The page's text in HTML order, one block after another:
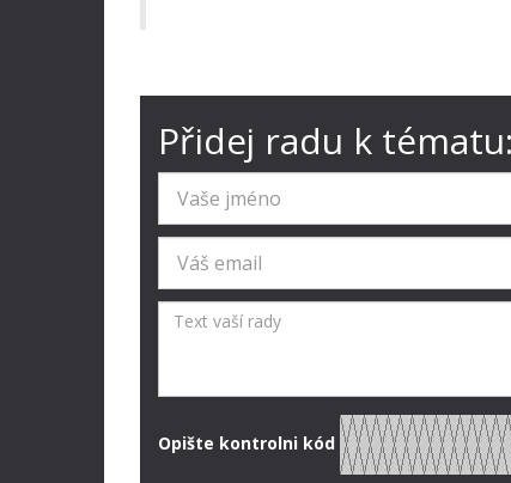
Přidej radu k tématu:
Opište kontrolni kód